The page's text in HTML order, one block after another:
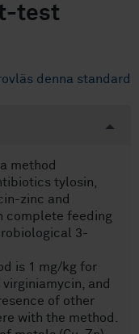
test
denna standard
method
tylosin,
zinc and
complete feeding
3-
is 1 mg/kg for
and
of other
with the method.